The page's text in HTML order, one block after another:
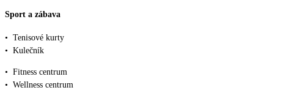
Sport a zábava
• Tenisové kurty
• Kulečník
• Fitness centrum
• Wellness centrum